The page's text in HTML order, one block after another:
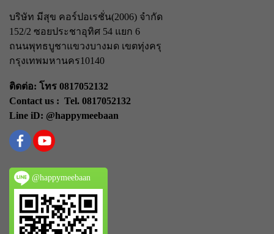
บริษัท มีสุข คอร์ปอเรชั่น(2006) จำกัด
152/2 ซอยประชาอุทิศ 54 แยก 6
ถนนพุทธบูชาแขวงบางมด เขตทุ่งครุ
กรุงเทพมหานคร10140
ติดต่อ: โทร 0817052132
Contact us : Tel. 0817052132
Line iD: @happymeebaan
@happymeebaan